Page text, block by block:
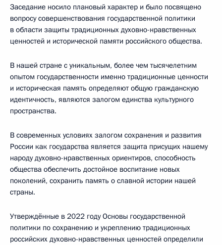
Заседание носило плановый характер и было посвящено
вопросу совершенствования государственной политики
в области защиты традиционных духовно-нравственных
ценностей и исторической памяти российского общества.
В нашей стране с уникальным, более чем тысячелетним
опытом государственности именно традиционные ценности
и историческая память определяют общую гражданскую
идентичность, являются залогом единства культурного
пространства.
В современных условиях залогом сохранения и развития
России как государства является защита присущих нашему
народу духовно-нравственных ориентиров, способность
общества обеспечить достойное воспитание новых
поколений, сохранить память о славной истории нашей
страны.
Утверждённые в 2022 году Основы государственной
политики по сохранению и укреплению традиционных
российских духовно-нравственных ценностей определили